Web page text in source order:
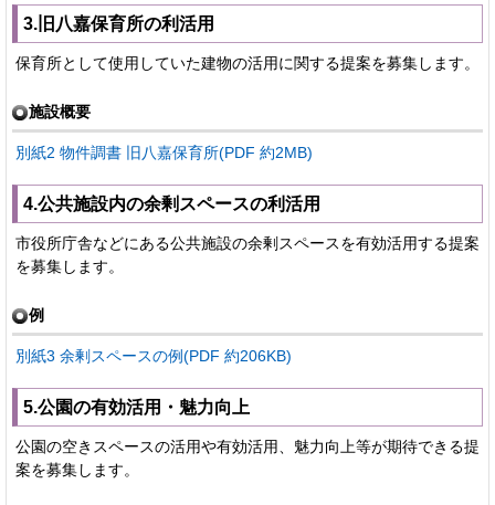
3.旧八嘉保育所の利活用
保育所として使用していた建物の活用に関する提案を募集します。
施設概要
別紙2 物件調書 旧八嘉保育所(PDF 約2MB)
4.公共施設内の余剰スペースの利活用
市役所庁舎などにある公共施設の余剰スペースを有効活用する提案
を募集します。
例
別紙3 余剰スペースの例(PDF 約206KB)
5.公園の有効活用・魅力向上
公園の空きスペースの活用や有効活用、魅力向上等が期待できる提
案を募集します。